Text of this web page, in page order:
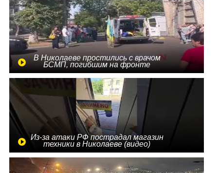
В Николаеве простились с врачом
БСМП, погибшим на фронте
Из-за атаки РФ пострадал магазин
техники в Николаеве (видео)